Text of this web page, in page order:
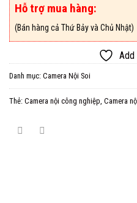
Hỗ trợ mua hàng:
(Bán hàng cả Thứ Bảy và Chủ Nhật)
Danh mục: Camera Nội Soi
Thẻ: Camera nội công nghiệp Camera